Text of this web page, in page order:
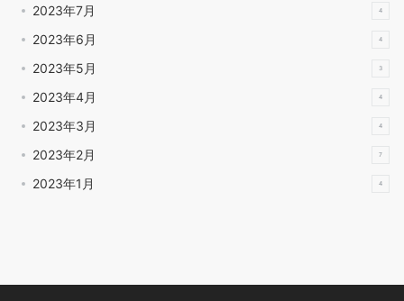
2023年7月 4
2023年6月 4
2023年5月 3
2023年4月 4
2023年3月 4
2023年2月 7
2023年1月 4